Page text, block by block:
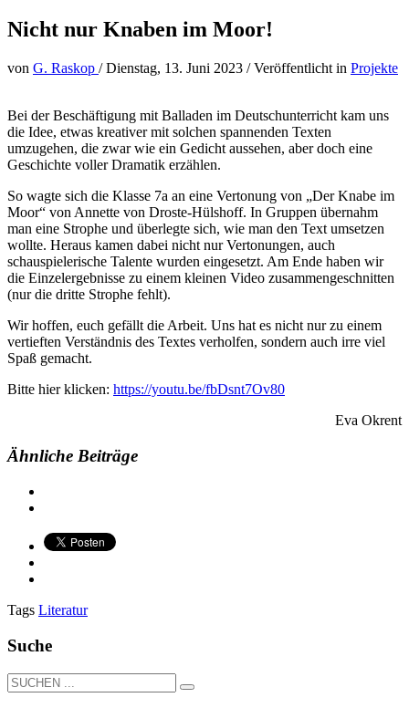
Nicht nur Knaben im Moor!
von G. Raskop /Dienstag, 13. Juni 2023 /Veröffentlicht in Projekte
Bei der Beschäftigung mit Balladen im Deutschunterricht kam uns
die Idee, etwas kreativer mit solchen spannenden Texten
umzugehen, die zwar wie ein Gedicht aussehen, aber doch eine
Geschichte voller Dramatik erzählen.
So wagte sich die Klasse 7a an eine Vertonung von „Der Knabe im
Moor“ von Annette von Droste-Hülshoff. In Gruppen übernahm
man eine Strophe und überlegte sich, wie man den Text umsetzen
wollte. Heraus kamen dabei nicht nur Vertonungen, auch
schauspielerische Talente wurden eingesetzt. Am Ende haben wir
die Einzelergebnisse zu einem kleinen Video zusammengeschnitten
(nur die dritte Strophe fehlt).
Wir hoffen, euch gefällt die Arbeit. Uns hat es nicht nur zu einem
vertieften Verständnis des Textes verholfen, sondern auch irre viel
Spaß gemacht.
Bitte hier klicken: https://youtu.be/fbDsnt7Ov80
Eva Okrent
Ähnliche Beiträge
Tags Literatur
Suche